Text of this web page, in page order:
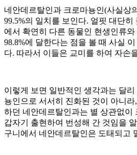
네안데르탈인과 크로마뇽인(사실상
99.5%의 일치를 보인다. 얼핏 대단히
에서 확연히 다른 동물인 현생인류와
98.8%에 달한다는 점을 볼 때 사실 이
다. 따라서 이들은 교미를 하여 자손
이렇게 보면 일반적인 생각과는 달
뇽인으로 서서히 진화된 것이 아니라,
하던 네안데르탈인과는 별 상관없이
갑자기 출현하여 번성해 간 것임을
구니에서 네안데르탈인은 도태되고